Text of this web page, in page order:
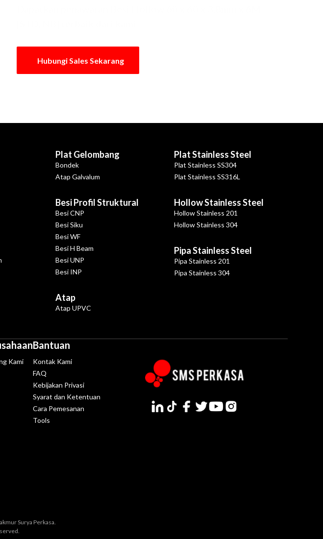
Hubungi Sales Sekarang
Plat Gelombang
Bondek
Atap Galvalum
Besi Profil Struktural
Besi CNP
Besi Siku
Besi WF
Besi H Beam
Besi UNP
Besi INP
Atap
Atap UPVC
Plat Stainless Steel
Plat Stainless SS304
Plat Stainless SS316L
Hollow Stainless Steel
Hollow Stainless 201
Hollow Stainless 304
Pipa Stainless Steel
Pipa Stainless 201
Pipa Stainless 304
Kami
Bantuan
Kontak Kami
FAQ
Kebijakan Privasi
Syarat dan Ketentuan
Cara Pemesanan
Tools
Surya Perkasa.